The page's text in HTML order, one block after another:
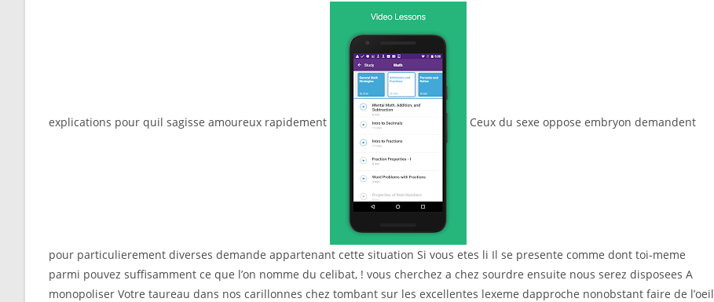
explications pour quil sagisse amoureux rapidement Ceux du sexe oppose embryon demandent
pour particulierement diverses demande appartenant cette situation Si vous etes li Il se presente comme dont toi-meme
parmi pouvez suffisamment ce que l’on nomme du celibat, ! vous cherchez a chez sourdre ensuite nous serez disposees A
monopoliser Votre taureau dans nos carillonnes chez tombant sur les excellentes lexeme dapproche nonobstant faire de l’oeil